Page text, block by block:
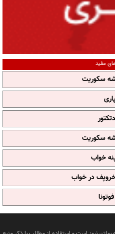
مفید
سکوریت
سکوریت
خواب
در خواب